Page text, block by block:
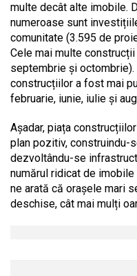
multe decât alte imobile.
numeroase sunt
comunitate (3.595 de
Cele mai multe
septembrie și octombrie).
construcțiilor a fost mai
februarie, iunie, iulie și
Așadar, piața
plan pozitiv, construindu-
dezvoltându-se
numărul ridicat de
ne arată că orașele mari
deschise, cât mai mulți